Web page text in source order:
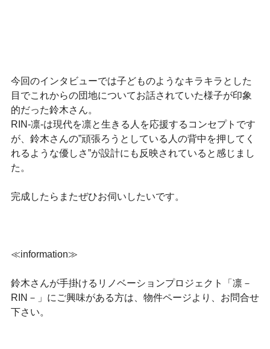
今回のインタビューでは子どものようなキラキラとした
目でこれからの団地についてお話されていた様子が印象
的だった鈴木さん。
RIN-凛-は現代を凛と生きる人を応援するコンセプトです
が、鈴木さんの”頑張ろうとしている人の背中を押してく
れるような優しさ”が設計にも反映されていると感じまし
た。
完成したらまたぜひお伺いしたいです。
≪information≫
鈴木さんが手掛けるリノベーションプロジェクト
「凛－
RIN－」にご興味がある方は、物件ページより、お問合せ
下さい。